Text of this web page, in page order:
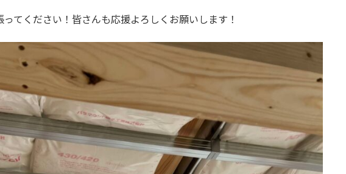
てください！皆さんも応援よろしくお願いします！